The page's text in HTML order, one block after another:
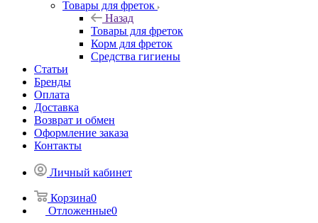
Товары для фреток
Назад
Товары для фреток
Корм для фреток
Средства гигиены
Статьи
Бренды
Оплата
Доставка
Возврат и обмен
Оформление заказа
Контакты
Личный кабинет
Корзина0
Отложенные0